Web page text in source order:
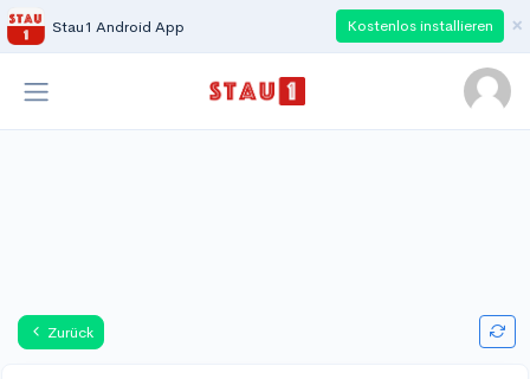
Stau1 Android App Kostenlos installieren ×
Zurück